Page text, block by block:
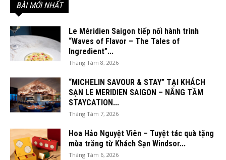
BÀI MỚI NHẤT
Le Méridien Saigon tiếp nối hành trình
“Waves of Flavor – The Tales of
Ingredient”...
Tháng Tám 8, 2026
“MICHELIN SAVOUR & STAY” TẠI KHÁCH
SẠN LE MERIDIEN SAIGON – NÂNG TẦM
STAYCATION...
Tháng Tám 7, 2026
Hoa Hảo Nguyệt Viên – Tuyệt tác quà tặng
mùa trăng từ Khách Sạn Windsor...
Tháng Tám 6, 2026